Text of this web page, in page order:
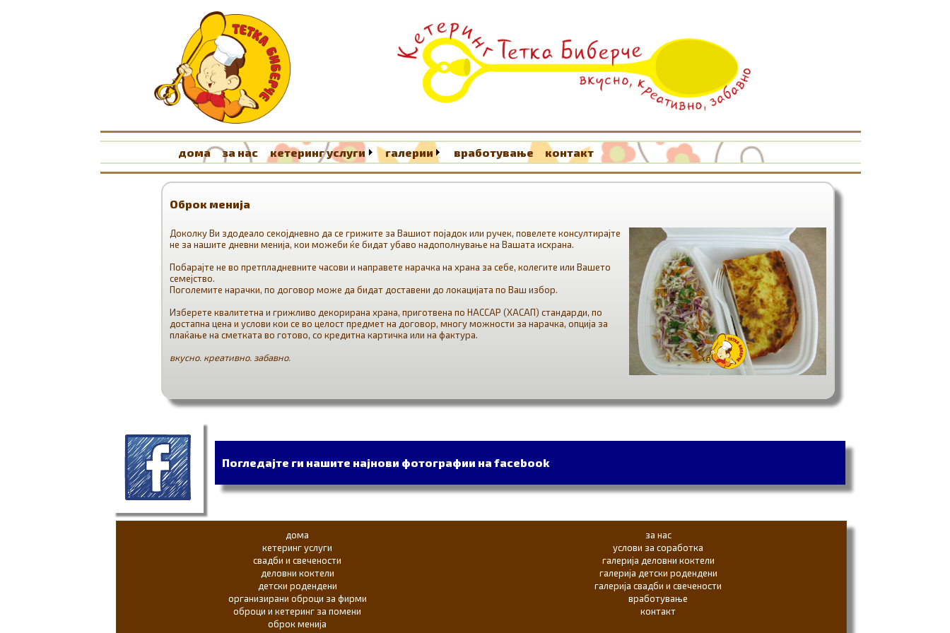
дома за нас кетеринг услуги галерии вработување контакт
Оброк менија
Доколку Ви здодеало секојдневно да се грижите за Вашиот појадок или ручек, повелете консултирајте
не за нашите дневни менија, кои можеби ќе бидат убаво надополнување на Вашата исхрана.
Побарајте не во претпладневните часови и направете нарачка на храна за себе, колегите или Вашето
семејство.
Поголемите нарачки, по договор може да бидат доставени до локацијата по Ваш избор.
Изберете квалитетна и грижливо декорирана храна, приготвена по НАССАР (ХАСАП) стандарди, по
достапна цена и услови кои се во целост предмет на договор, многу можности за нарачка, опција за
плаќање на сметката во готово, со кредитна картичка или на фактура.
вкусно. креативно. забавно.
Погледајте ги нашите најнови фотографии на facebook
дома
кетеринг услуги
свадби и свечености
деловни коктели
детски родендени
организирани оброци за фирми
оброци и кетеринг за помени
оброк менија
за нас
услови за соработка
галерија деловни коктели
галерија детски родендени
галерија свадби и свечености
вработување
контакт